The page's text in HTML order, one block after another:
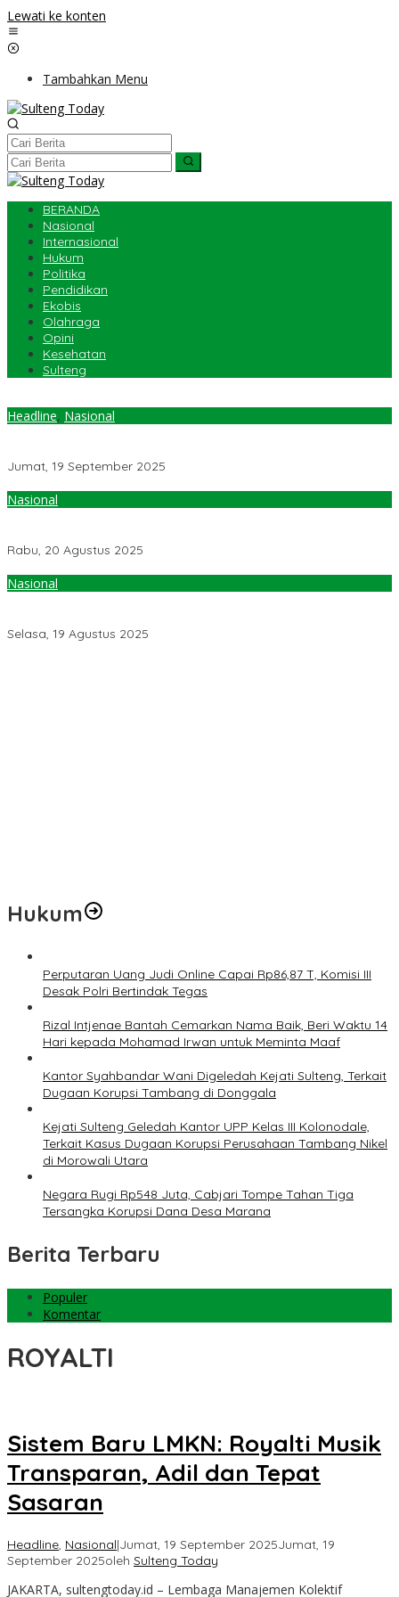
Lewati ke konten
Tambahkan Menu
BERANDA
Nasional
Internasional
Hukum
Politika
Pendidikan
Ekobis
Olahraga
Opini
Kesehatan
Sulteng
Headline, Nasional
Jumat, 19 September 2025
Nasional
Rabu, 20 Agustus 2025
Nasional
Selasa, 19 Agustus 2025
Hukum
Perputaran Uang Judi Online Capai Rp86,87 T, Komisi III
Desak Polri Bertindak Tegas
Rizal Intjenae Bantah Cemarkan Nama Baik, Beri Waktu 14
Hari kepada Mohamad Irwan untuk Meminta Maaf
Kantor Syahbandar Wani Digeledah Kejati Sulteng, Terkait
Dugaan Korupsi Tambang di Donggala
Kejati Sulteng Geledah Kantor UPP Kelas III Kolonodale,
Terkait Kasus Dugaan Korupsi Perusahaan Tambang Nikel
di Morowali Utara
Negara Rugi Rp548 Juta, Cabjari Tompe Tahan Tiga
Tersangka Korupsi Dana Desa Marana
Berita Terbaru
Populer
Komentar
ROYALTI
Sistem Baru LMKN: Royalti Musik
Transparan, Adil dan Tepat
Sasaran
Headline, Nasional|Jumat, 19 September 2025Jumat, 19
September 2025oleh Sulteng Today
JAKARTA, sultengtoday.id – Lembaga Manajemen Kolektif